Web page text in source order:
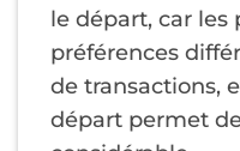
le départ, car les
préférences
de transactions,
départ permet